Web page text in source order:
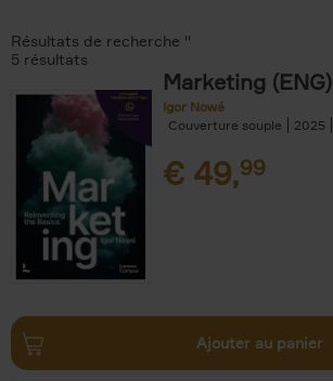
Résultats de recherche ''
5 résultats
Marketing (ENG)
Igor Nowé
Couverture souple
2025
€ 49,99
Ajouter au panier